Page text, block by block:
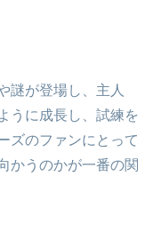
謎が登場し、主人
うに成長し、試練を
ズのファンにとって
かうのかが一番の関